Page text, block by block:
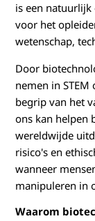
is een natuurlijk
voor het
wetenschap,
Door
nemen in
begrip van het
ons kan helpen
wereldwijde
risico's en
wanneer
manipuleren in
Waarom